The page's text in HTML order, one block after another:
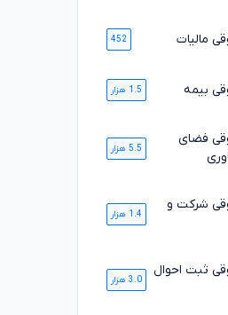
محسن خیری
۱۰۸۴۷
خدمت ارائه شده موفق
وکیل پایه یک کانون وکلای دادگستری
ملکی و املاک
بانکی و مطالبات
خانواده
دریافت مشاوره
مالیات 452
بیمه 1.5 هزار
فضای
5.5 هزار
شرکت و
1.4 هزار
ثبت احوال
3.0 هزار